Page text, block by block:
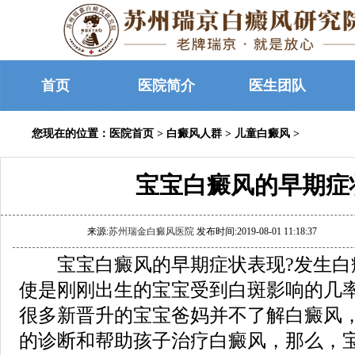
首页 医院简介 医生团队
您现在的位置： 医院首页 > 白癜风人群 > 儿童白癜风 >
宝宝白癜风的早期
来源:苏州瑞金白癜风医院 发布时间:2019-08-01 11:18:37
宝宝白癜风的早期症状表现?发生白
使是刚刚出生的宝宝受到白斑影响的几
很多新晋升的宝宝爸妈并不了解白癜风
的诊断和帮助孩子治疗白癜风，那么，